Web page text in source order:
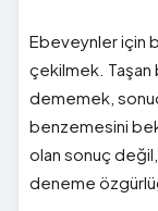
Ebeveynler için
çekilmek. Taşan
dememek,
benzemesini
olan sonuç
deneme